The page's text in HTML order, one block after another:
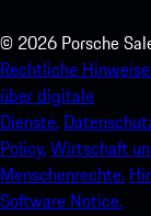
© 2026 Porsche
Rechtliche
über digitale
Dienste.
Policy.Wirtschaft
Menschenrechte.
Software Notice.